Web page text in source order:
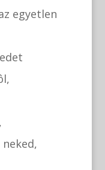
egyetlen